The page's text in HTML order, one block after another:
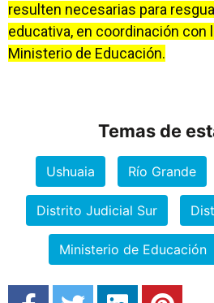
resulten necesarias para
educativa, en coordinación con
Ministerio de Educación.
Temas de
Ushuaia Río Grande
Distrito Judicial Sur
Ministerio de Educación